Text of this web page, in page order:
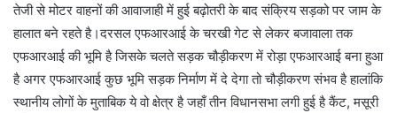
तेजी से मोटर वाहनों की आवाजाही में हुई बढ़ोतरी के बाद संक्रिय सड़को पर जाम के
हालात बने रहते है।दरसल एफआरआई के चरखी गेट से लेकर बजावाला तक
एफआरआई की भूमि है जिसके चलते सड़क चौड़ीकरण में रोड़ा एफआरआई बना हुआ
है अगर एफआरआई कुछ भूमि सड़क निर्माण में दे देगा तो चौड़ीकरण संभव है हालांकि
स्थानीय लोगों के मुताबिक ये वो क्षेत्र है जहाँ तीन विधानसभा लगी हुई है कैंट, मसूरी